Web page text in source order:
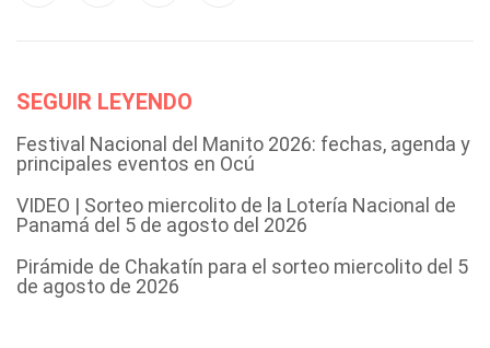
SEGUIR LEYENDO
Festival Nacional del Manito 2026: fechas, agenda y
principales eventos en Ocú
VIDEO | Sorteo miercolito de la Lotería Nacional de
Panamá del 5 de agosto del 2026
Pirámide de Chakatín para el sorteo miercolito del 5
de agosto de 2026